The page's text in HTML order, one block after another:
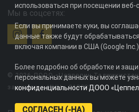
Мы в соцсетях:
© 2026 ДООО «Цеппелин
защищены. ИНН - 010082996
использоваться при посещении веб-
Если вы принимаете куки, вы
данные также будут
включая компании в США (Google Inc.).
Более подробно об обработке и
персональных данных вы можете
конфиденциальности ДООО
СОГЛАСЕН (-НА)